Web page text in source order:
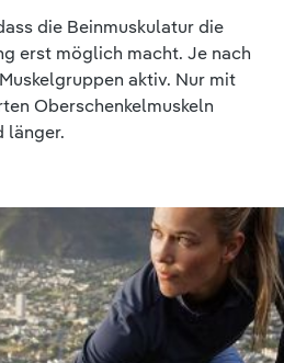
die Beinmuskulatur die
erst möglich macht. Je nach
aktiv. Nur mit
Oberschenkelmuskeln
länger.